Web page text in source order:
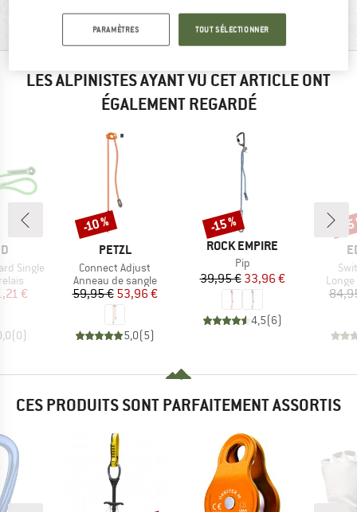
RENSEIGNEMENTS MATÉRIEL ET
FONCTIONNALITÉS
LES ALPINISTES AYANT VU CET ARTICLE ONT
ÉGALEMENT REGARDÉ
Single
réduit
€
(0)
MARQUE
PETZL
Article
Connect Adjust
Product group
Anneau de sangle
Prix
59,95 €Prix réduit
53,96 €
5,0(5)
Remise
-10 %
MARQUE
ROCK EMPIRE
Article
Pip
Prix
39,95 €Prix réduit
33,96 €
4,5(6)
Remise
-15 % -
CES PRODUITS SONT PARFAITEMENT ASSORTIS
PARAMÈTRES TOUT SÉLECTIONNER